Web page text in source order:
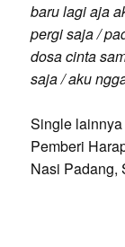
baru lagi aja
pergi saja /
dosa cinta
saja / aku
Single
Pemberi
Nasi Padang,